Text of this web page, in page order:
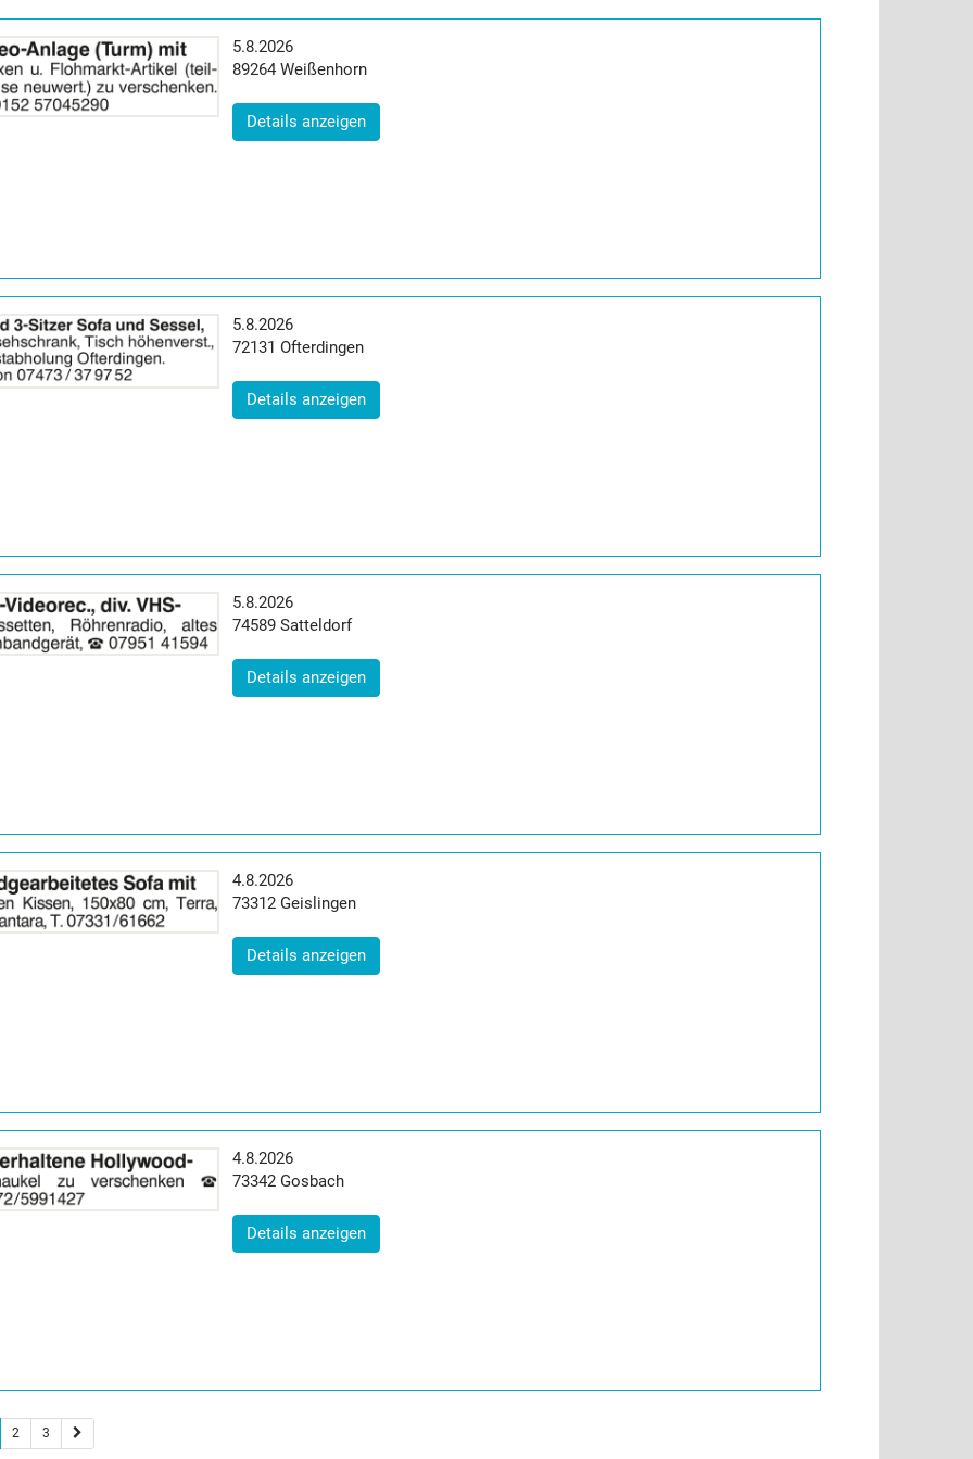
Erscheinungsdatum:
5.8.2026
Postleitzahl:
89264 Ort:
Weißenhorn
Details anzeigen(ID: 2065056)
Erscheinungsdatum:
5.8.2026
Postleitzahl:
72131 Ort:
Ofterdingen
Details anzeigen(ID: 2065066)
Erscheinungsdatum:
5.8.2026
Postleitzahl:
74589 Ort:
Satteldorf
Details anzeigen(ID: 2065101)
Erscheinungsdatum:
4.8.2026
Postleitzahl:
73312 Ort:
Geislingen
Details anzeigen(ID: 2064809)
Erscheinungsdatum:
4.8.2026
Postleitzahl:
73342 Ort:
Gosbach
Details anzeigen(ID: 2064814)
2 3